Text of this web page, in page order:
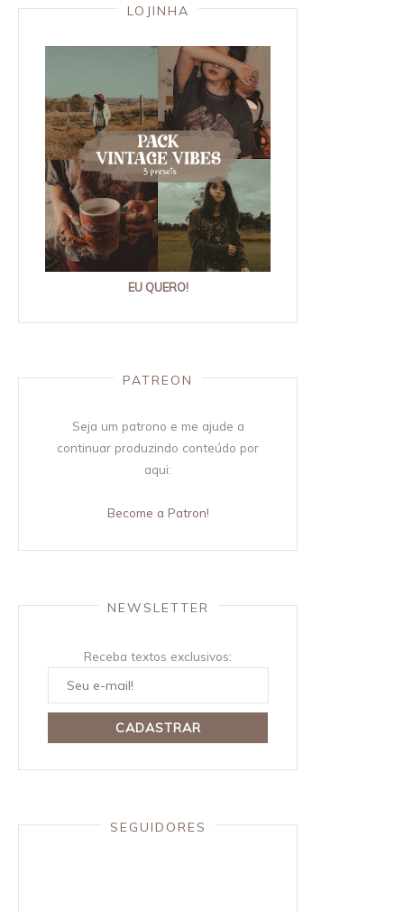
LOJINHA
EU QUERO!
PATREON
Seja um patrono e me ajude a
continuar produzindo conteúdo por
aqui:
Become a Patron!
NEWSLETTER
Receba textos exclusivos:
SEGUIDORES